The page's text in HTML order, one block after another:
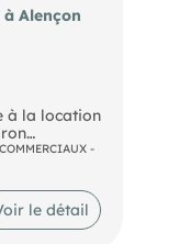
Alençon
seconde
Locaux
de
-
le détail